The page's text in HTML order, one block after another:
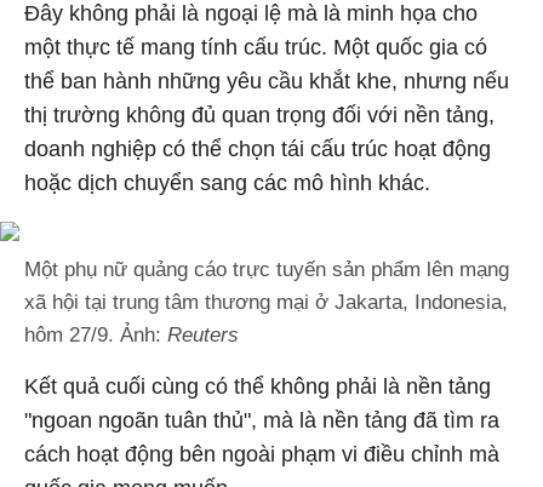
Đây không phải là ngoại lệ mà là minh họa cho
một thực tế mang tính cấu trúc. Một quốc gia có
thể ban hành những yêu cầu khắt khe, nhưng nếu
thị trường không đủ quan trọng đối với nền tảng,
doanh nghiệp có thể chọn tái cấu trúc hoạt động
hoặc dịch chuyển sang các mô hình khác.
Một phụ nữ quảng cáo trực tuyến sản phẩm lên mạng
xã hội tại trung tâm thương mại ở Jakarta, Indonesia,
hôm 27/9. Ảnh: Reuters
Kết quả cuối cùng có thể không phải là nền tảng
"ngoan ngoãn tuân thủ", mà là nền tảng đã tìm ra
cách hoạt động bên ngoài phạm vi điều chỉnh mà